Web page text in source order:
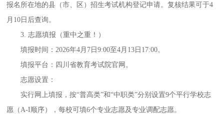
报名所在地的县（市、区）招生考试机构登记申请。复核结果可于4
月10日后查询。
3. 志愿填报（重中之重！）
填报时间：2026年4月7日9:00至4月13日17:00。
填报平台：四川省教育考试院官网。
志愿设置：
实行网上填报，按“普高类”和“中职类”分别设置9个平行学校志
愿（A-I顺序），每校可填6个专业志愿及专业调配志愿。